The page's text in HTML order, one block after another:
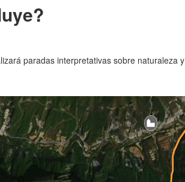
paradas interpretativas sobre naturaleza y